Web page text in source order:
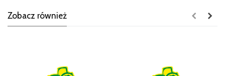
Zobacz również